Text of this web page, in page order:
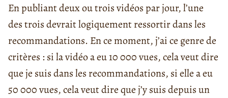
En publiant deux ou trois vidéos par jour, l’une
des trois devrait logiquement ressortir dans les
recommandations. En ce moment, j’ai ce genre de
critères : si la vidéo a eu 10 000 vues, cela veut dire
que je suis dans les recommandations, si elle a eu
50 000 vues, cela veut dire que j’y suis depuis un